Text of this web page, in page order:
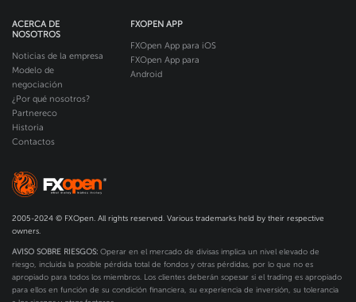
ACERCA DE
NOSOTROS
Noticias de la empresa
Modelo de
negociación
¿Por qué nosotros?
Partnereco
Historia
Contactos
FXOPEN APP
FXOpen App para iOS
FXOpen App para
Android
2005-2024 © FXOpen. All rights reserved. Various trademarks held by their respective
owners.
AVISO SOBRE RIESGOS: Operar en el mercado de divisas implica un nivel elevado de
riesgo, incluida la posible pérdida total de fondos y otras pérdidas, por lo que no es
apropiado para todos los miembros. Los clientes deberán sopesar si el trading es apropiado
para ellos en función de su condición financiera, su experiencia de inversión, su tolerancia